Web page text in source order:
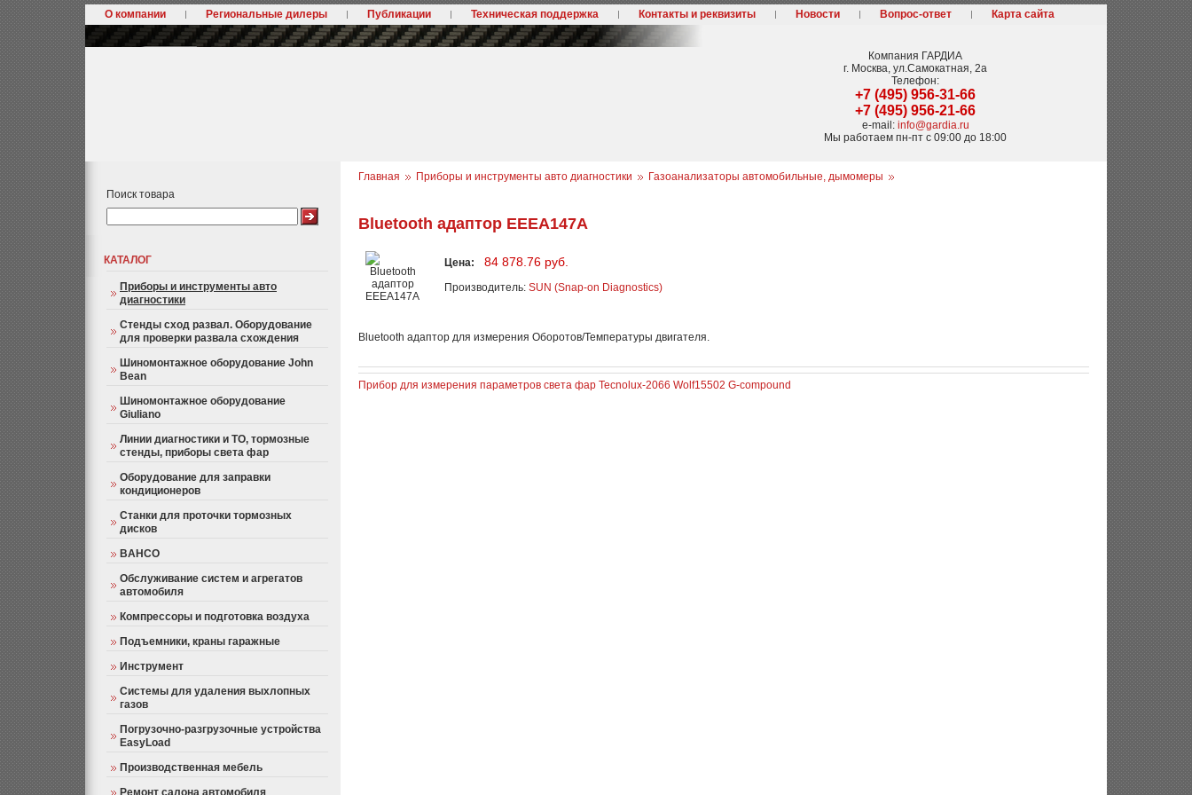
О компании Региональные дилеры Публикации Техническая поддержка Контакты и реквизиты Новости Вопрос-ответ Карта сайта
Компания ГАРДИА
г. Москва, ул.Самокатная, 2а
Телефон:
+7 (495) 956-31-66
+7 (495) 956-21-66
e-mail: info@gardia.ru
Мы работаем пн-пт с 09:00 до 18:00
Поиск товара
КАТАЛОГ
Приборы и инструменты авто
диагностики
Стенды сход развал. Оборудование
для проверки развала схождения
Шиномонтажное оборудование John
Bean
Шиномонтажное оборудование
Giuliano
Линии диагностики и ТО, тормозные
стенды, приборы света фар
Оборудование для заправки
кондиционеров
Станки для проточки тормозных
дисков
BAHCO
Обслуживание систем и агрегатов
автомобиля
Компрессоры и подготовка воздуха
Подъемники, краны гаражные
Инструмент
Системы для удаления выхлопных
газов
Погрузочно-разгрузочные устройства
EasyLoad
Производственная мебель
Ремонт салона автомобиля
Главная Приборы и инструменты авто диагностики Газоанализаторы автомобильные, дымомеры
Bluetooth адаптор EEEA147A
Цена: 84 878.76 руб.
Производитель: SUN (Snap-on Diagnostics)
Bluetooth адаптор для измерения Оборотов/Температуры двигателя.
Прибор для измерения параметров света фар Tecnolux-2066 Wolf15502 G-compound